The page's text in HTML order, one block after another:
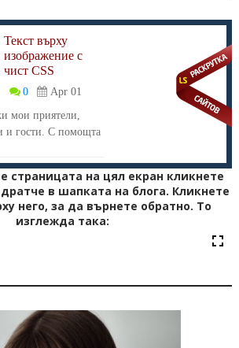
Текст върху
изображение с
чист CSS
0
Apr 01
мои приятели,
и гости. С помощта
страницата на цял екран кликнете
в шапката на блога. Кликнете
него, за да върнете обратно. То
изглежда така: